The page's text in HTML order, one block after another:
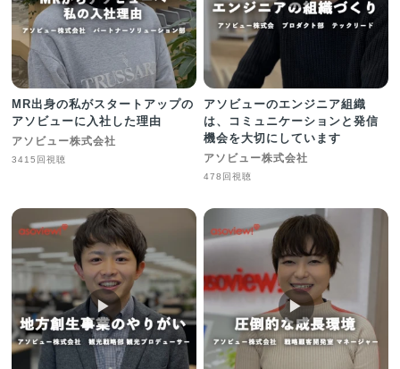
MR出身の私がスタートアップの
アソビューに入社した理由
アソビュー株式会社
3415回視聴
アソビューのエンジニア組織
は、コミュニケーションと発信
機会を大切にしています
アソビュー株式会社
478回視聴
▶︎ ▶︎